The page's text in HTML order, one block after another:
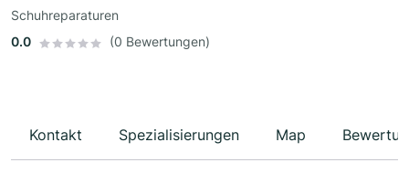
Schuhreparaturen
0.0
(0 Bewertungen)
Kontakt Spezialisierungen Map